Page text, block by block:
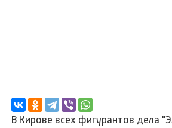
В Кирове всех фигурантов дела